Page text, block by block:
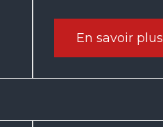
En savoir plus